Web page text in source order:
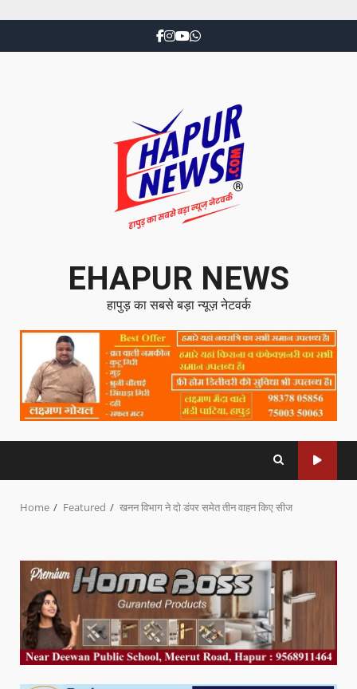
EHAPUR NEWS
हापुड़ का सबसे बड़ा न्यूज़ नेटवर्क
Home Featured खनन विभाग ने दो डंपर समेत तीन वाहन किए सीज